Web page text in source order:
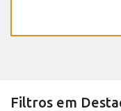
Filtros em